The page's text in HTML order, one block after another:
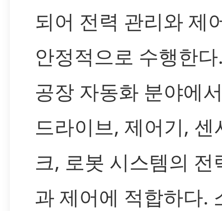
되어 전력 관리와 제
안정적으로 수행한
공장 자동화 분야에
드라이브, 제어기, 센
크, 로봇 시스템의 전
과 제어에 적합하다.